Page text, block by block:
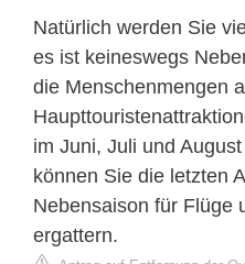
Natürlich werden Sie
es ist keineswegs
die Menschenmengen
im Juni, Juli und
können Sie die letzten
Nebensaison für Flüge
ergattern.